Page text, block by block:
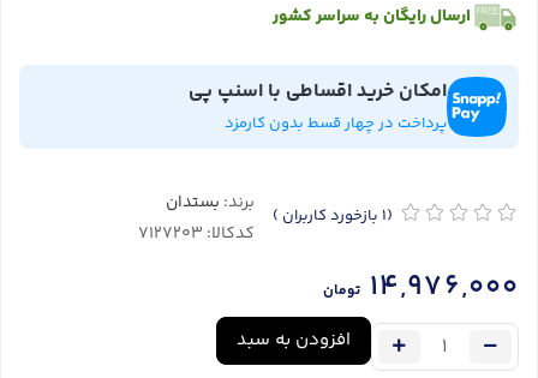
ارسال رایگان به سراسر کشور
امکان خرید اقساطی با اسنپ پی
پرداخت در چهار قسط بدون کارمزد
(1 بازخورد کاربران ) برند: بستدان
کدکالا:
14,976,000 تومان
افزودن به سبد